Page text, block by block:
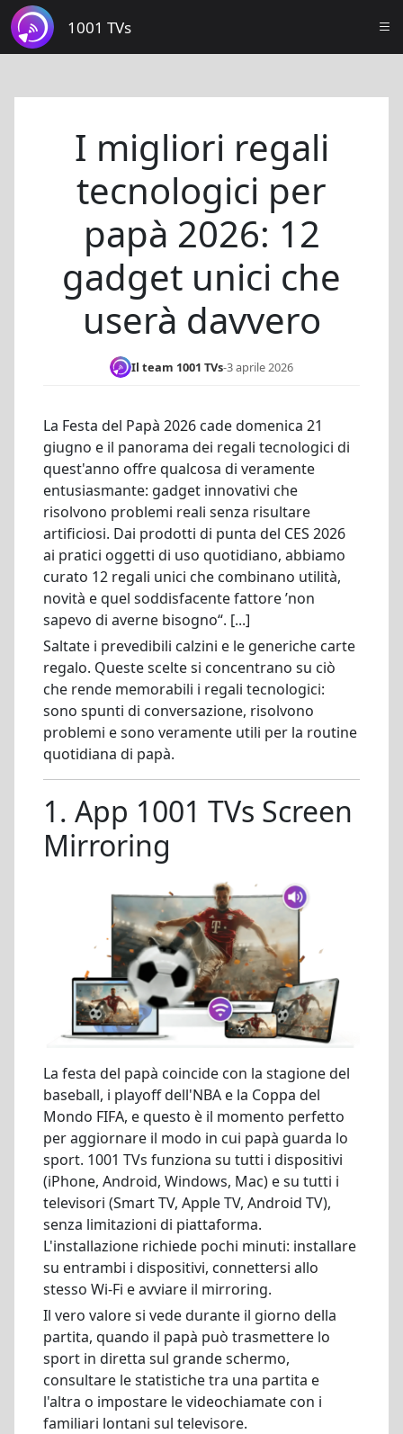
1001 TVs
I migliori regali
tecnologici per
papà 2026: 12
gadget unici che
userà davvero
Il team 1001 TVs-3 aprile 2026
La Festa del Papà 2026 cade domenica 21
giugno e il panorama dei regali tecnologici di
quest'anno offre qualcosa di veramente
entusiasmante: gadget innovativi che
risolvono problemi reali senza risultare
artificiosi. Dai prodotti di punta del CES 2026
ai pratici oggetti di uso quotidiano, abbiamo
curato 12 regali unici che combinano utilità,
novità e quel soddisfacente fattore ’non
sapevo di averne bisogno“. [...]
Saltate i prevedibili calzini e le generiche carte
regalo. Queste scelte si concentrano su ciò
che rende memorabili i regali tecnologici:
sono spunti di conversazione, risolvono
problemi e sono veramente utili per la routine
quotidiana di papà.
1. App 1001 TVs Screen
Mirroring
La festa del papà coincide con la stagione del
baseball, i playoff dell'NBA e la Coppa del
Mondo FIFA, e questo è il momento perfetto
per aggiornare il modo in cui papà guarda lo
sport. 1001 TVs funziona su tutti i dispositivi
(iPhone, Android, Windows, Mac) e su tutti i
televisori (Smart TV, Apple TV, Android TV),
senza limitazioni di piattaforma.
L'installazione richiede pochi minuti: installare
su entrambi i dispositivi, connettersi allo
stesso Wi-Fi e avviare il mirroring.
Il vero valore si vede durante il giorno della
partita, quando il papà può trasmettere lo
sport in diretta sul grande schermo,
consultare le statistiche tra una partita e
l'altra o impostare le videochiamate con i
familiari lontani sul televisore.